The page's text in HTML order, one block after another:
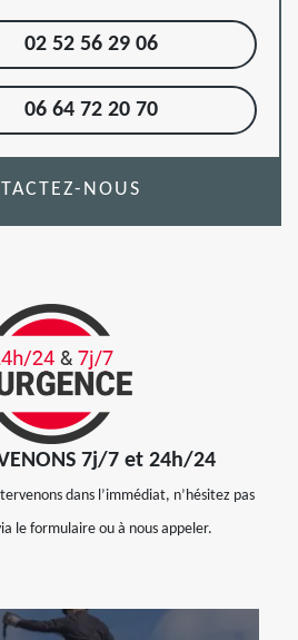
02 52 56 29 06
06 64 72 20 70
NOUS
7j/7 et 24h/24
dans l’immédiat, n’hésitez pas
le formulaire ou à nous appeler.